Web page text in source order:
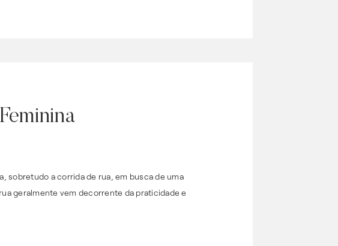
sobretudo a corrida de rua, em busca de uma
geralmente vem decorrente da praticidade e